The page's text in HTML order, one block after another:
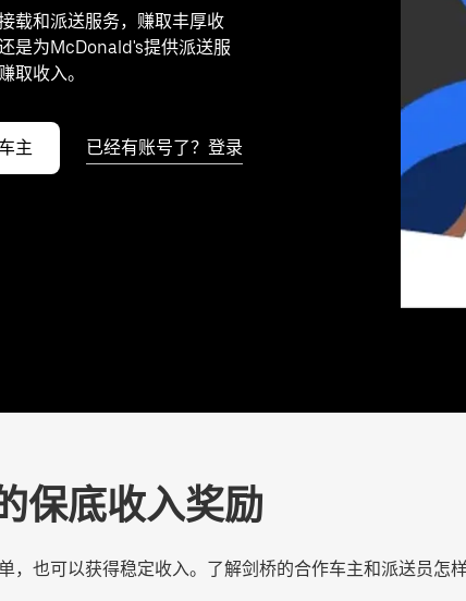
载和派送服务，赚取丰厚收
是为McDonald's提供派送服
取收入。
主 已经有账号了？登录
保底收入奖励
，也可以获得稳定收入。了解剑桥的合作车主和派送员怎